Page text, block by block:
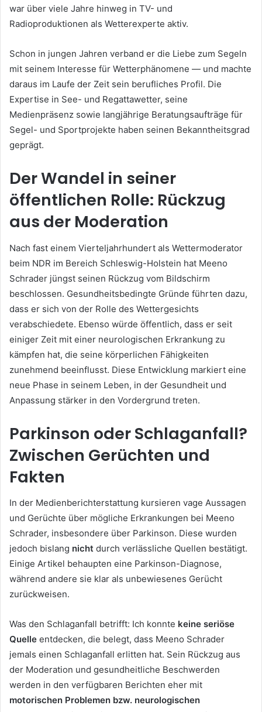
war über viele Jahre hinweg in TV- und
Radioproduktionen als Wetterexperte aktiv.
Schon in jungen Jahren verband er die Liebe zum Segeln
mit seinem Interesse für Wetterphänomene — und machte
daraus im Laufe der Zeit sein berufliches Profil. Die
Expertise in See- und Regattawetter, seine
Medienpräsenz sowie langjährige Beratungsaufträge für
Segel- und Sportprojekte haben seinen Bekanntheitsgrad
geprägt.
Der Wandel in seiner
öffentlichen Rolle: Rückzug
aus der Moderation
Nach fast einem Vierteljahrhundert als Wettermoderator
beim NDR im Bereich Schleswig-Holstein hat Meeno
Schrader jüngst seinen Rückzug vom Bildschirm
beschlossen. Gesundheitsbedingte Gründe führten dazu,
dass er sich von der Rolle des Wettergesichts
verabschiedete. Ebenso würde öffentlich, dass er seit
einiger Zeit mit einer neurologischen Erkrankung zu
kämpfen hat, die seine körperlichen Fähigkeiten
zunehmend beeinflusst. Diese Entwicklung markiert eine
neue Phase in seinem Leben, in der Gesundheit und
Anpassung stärker in den Vordergrund treten.
Parkinson oder Schlaganfall?
Zwischen Gerüchten und
Fakten
In der Medienberichterstattung kursieren vage Aussagen
und Gerüchte über mögliche Erkrankungen bei Meeno
Schrader, insbesondere über Parkinson. Diese wurden
jedoch bislang nicht durch verlässliche Quellen bestätigt.
Einige Artikel behaupten eine Parkinson-Diagnose,
während andere sie klar als unbewiesenes Gerücht
zurückweisen.
Was den Schlaganfall betrifft: Ich konnte keine seriöse
Quelle entdecken, die belegt, dass Meeno Schrader
jemals einen Schlaganfall erlitten hat. Sein Rückzug aus
der Moderation und gesundheitliche Beschwerden
werden in den verfügbaren Berichten eher mit
motorischen Problemen bzw. neurologischen